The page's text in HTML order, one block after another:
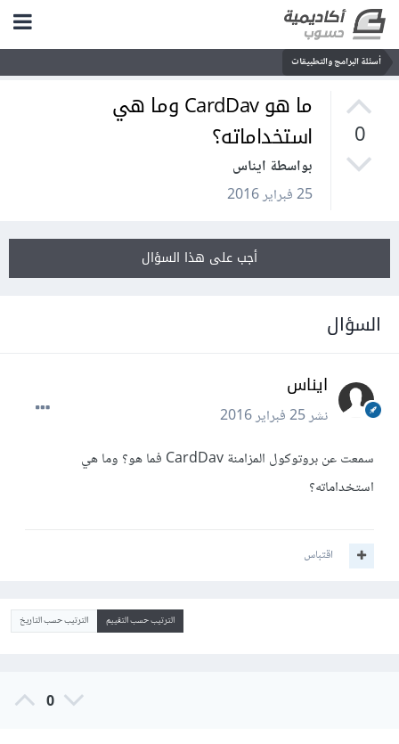
أسئلة البرامج والتطبيقات
0
ما هو CardDav وما هي
استخداماته؟
بواسطة ايناس
25 فبراير 2016
أجب على هذا السؤال
السؤال
ايناس
نشر25 فبراير 2016
سمعت عن بروتوكول المزامنة CardDav فما هو؟ وما هي
استخداماته؟
اقتباس
الترتيب حسب التقييم الترتيب حسب التاريخ
0